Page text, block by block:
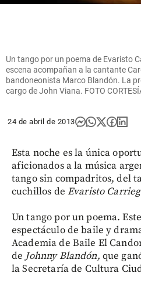
Un tango por un poema de Evaristo
escena acompañan a la cantante
bandoneonista Marco Blandón. La
cargo de John Viana. FOTO
24 de abril de 2013
Esta noche es la única
aficionados a la música
tango sin compadritos, del
cuchillos de Evaristo
Un tango por un poema.
espectáculo de baile y
Academia de Baile El
de Johnny Blandón, que
la Secretaría de Cultura